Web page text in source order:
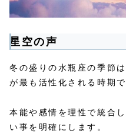
星空の声
冬の盛りの水瓶座の季節
が最も活性化される時期で
本能や感情を理性で統合
い事を明確にします。